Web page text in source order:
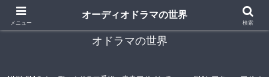
青春アドベンチャー雑記帳～オーディオドラマ・ラジ
オドラマの世界
メニュー
オーディオドラマの世界
検索